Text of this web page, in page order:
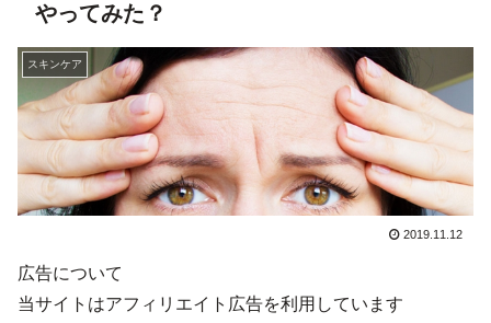
やってみた？
スキンケア
2019.11.12
広告について
当サイトはアフィリエイト広告を利用しています